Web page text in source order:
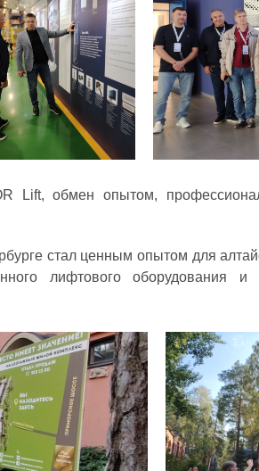
Lift, обмен опытом,
стал ценным опытом для
лифтового оборудования и